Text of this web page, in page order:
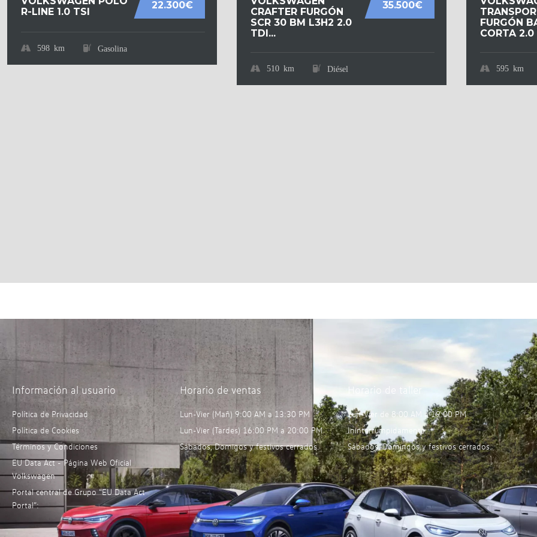
22.300€
R-LINE 1.0 TSI
598 km Gasolina
35.500€
CRAFTER FURGÓN
SCR 30 BM L3H2 2.0
TDI...
510 km Diésel
FURGÓN
CORTA 2.0
595 km
Información al usuario
Política de Privacidad
Política de Cookies
Términos y Condiciones
EU Data Act - Página Web Oficial
Volkswagen
Portal central de Grupo “EU Data Act
Portal”:
Horario de ventas
Lun-Vier (Mañ) 9:00 AM a 13:30 PM
Lun-Vier (Tardes) 16:00 PM a 20:00 PM
Sábados, Domigos y festivos cerrados.
Horario de taller
Lun-Vier de 8:00 AM a 19:00 PM
Ininterrumpidamente.
Sábados, Domingos y festivos cerrados.